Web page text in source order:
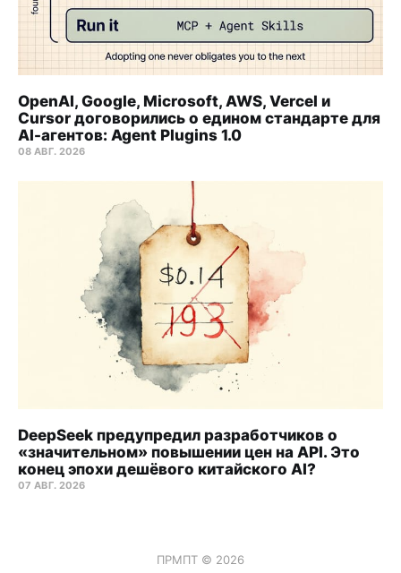
OpenAI, Google, Microsoft, AWS, Vercel и
Cursor договорились о едином стандарте для
AI-агентов: Agent Plugins 1.0
08 АВГ. 2026
DeepSeek предупредил разработчиков о
«значительном» повышении цен на API. Это
конец эпохи дешёвого китайского AI?
07 АВГ. 2026
ПРМПТ © 2026